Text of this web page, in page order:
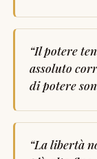
“Il potere
assoluto
di potere
“La libertà